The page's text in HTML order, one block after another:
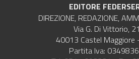
EDITORE
DIREZIONE, REDAZIONE,
Via G. Di Vittorio,
40013 Castel Maggiore
Partita Iva: